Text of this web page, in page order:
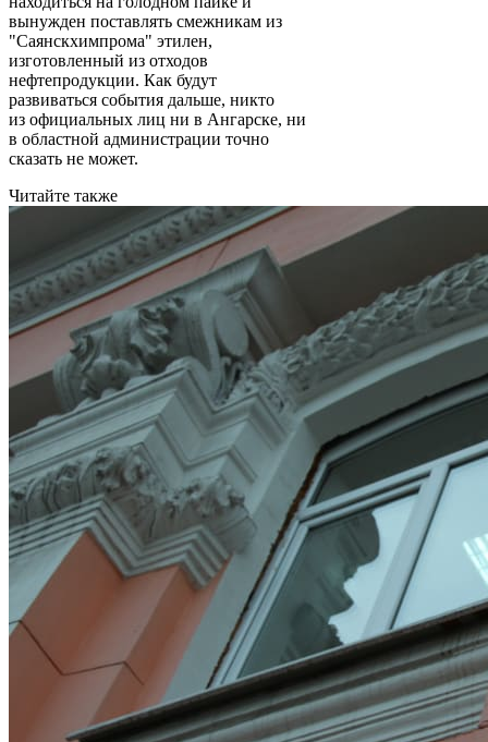
вынужден поставлять смежникам из
"Саянскхимпрома" этилен,
изготовленный из отходов
нефтепродукции. Как будут
развиваться события дальше, никто
из официальных лиц ни в Ангарске, ни
в областной администрации точно
сказать не может.
Читайте также